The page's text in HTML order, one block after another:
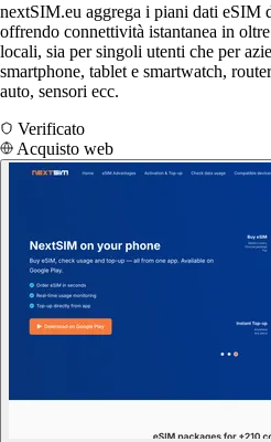
nextSIM.eu aggrega i piani dati eSIM
offrendo connettività istantanea in
locali, sia per singoli utenti che per
smartphone, tablet e smartwatch,
auto, sensori ecc.
Verificato
Acquisto web